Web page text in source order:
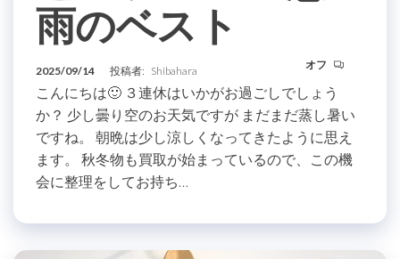
雨のベスト
2025/09/14 投稿者: Shibahara オフ
こんにちは🙂 ３連休はいかがお過ごしでしょう
か？ 少し曇り空のお天気ですが まだまだ蒸し暑い
ですね。 朝晩は少し涼しくなってきたように思え
ます。 秋冬物も買取が始まっているので、この機
会に整理をしてお持ち…